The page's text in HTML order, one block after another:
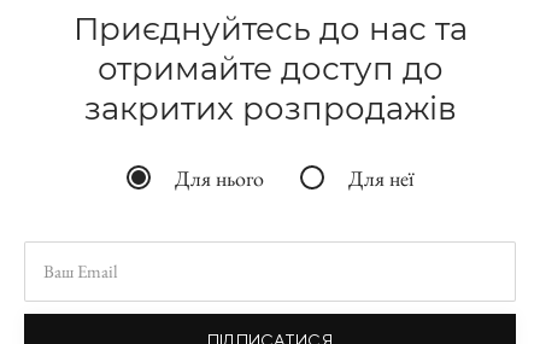
Приєднуйтесь до нас та
отримайте доступ до
закритих розпродажів
Для нього Для неї
ПІДПИСАТИСЯ